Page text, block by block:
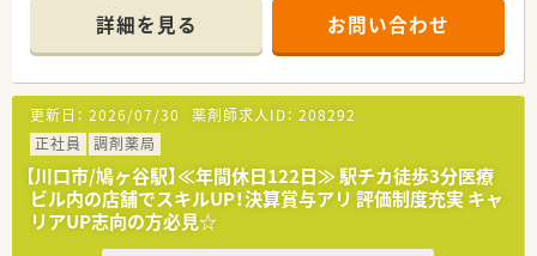
また配置薬は全国に販売網をもち、業界トップクラス！
その他、自社工場を有し、プライベートプランド商品を供給して
おり、製販一貫体制が強みの一つです。
■労働組合があります。
■現在、こちらの企業ではドラッグストアに調剤薬局を併設した
店舗を増やしています。
調剤薬局で扱う医療用医薬品とドラッグストアで扱う一般用医
薬品の両方の知識を身に付けることができます。
■社員一人ひとりの育成やキャリアアップにも力を入れていま
す。
業態ごとに定期的に新しい商品、専門知識が得られるような集合
研修を行っています。
詳細を見る お問い合わせ
更新日： 2026/07/30 薬剤師求人ID： 208292
正社員
調剤薬局
【川口市/鳩ヶ谷駅】≪年間休日122日≫ 駅チカ徒歩3分医療
ビル内の店舗でスキルUP！決算賞与アリ 評価制度充実 キャ
リアUP志向の方必見☆